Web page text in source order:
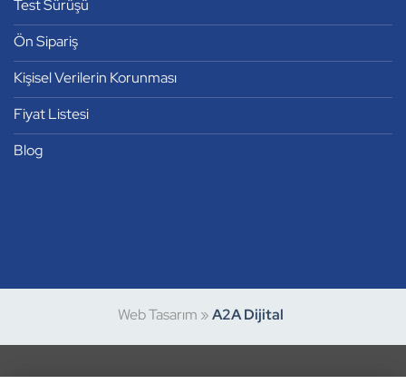
Test Sürüşü
Ön Sipariş
Kişisel Verilerin Korunması
Fiyat Listesi
Blog
Web Tasarım »A2A Dijital